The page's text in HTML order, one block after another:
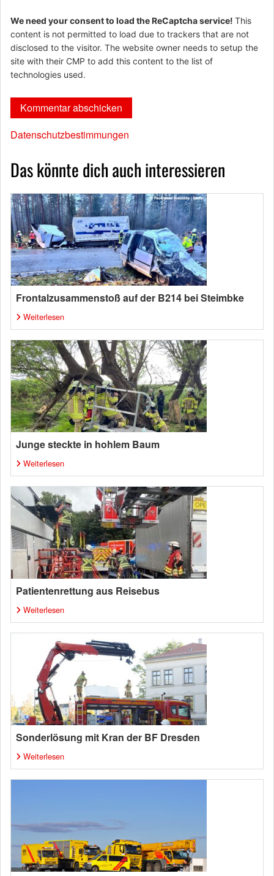
We need your consent to load the ReCaptcha service! This
content is not permitted to load due to trackers that are not
disclosed to the visitor. The website owner needs to setup the
site with their CMP to add this content to the list of
technologies used.
Datenschutzbestimmungen
Das könnte dich auch interessieren
Frontalzusammenstoß auf der B214 bei Steimbke
Weiterlesen
Junge steckte in hohlem Baum
Weiterlesen
Patientenrettung aus Reisebus
Weiterlesen
Sonderlösung mit Kran der BF Dresden
Weiterlesen